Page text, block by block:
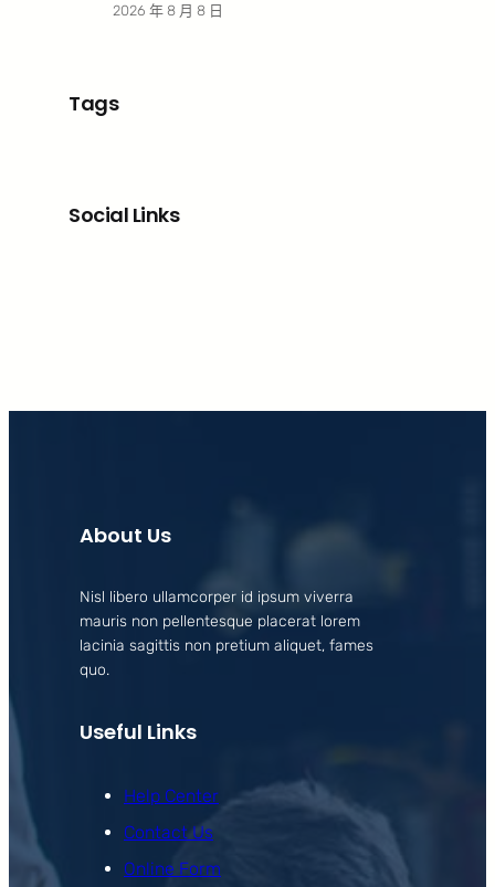
2026 年 8 月 8 日
Tags
Social Links
About Us
Nisl libero ullamcorper id ipsum viverra
mauris non pellentesque placerat lorem
lacinia sagittis non pretium aliquet, fames
quo.
Useful Links
Help Center
Contact Us
Online Form